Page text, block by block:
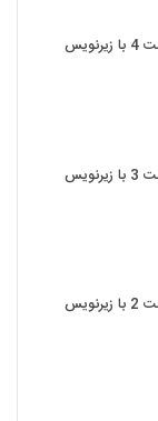
سریال ردیاب قسمت 4 با زیرنویس
سریال ردیاب قسمت 3 با زیرنویس
سریال ردیاب قسمت 2 با زیرنویس